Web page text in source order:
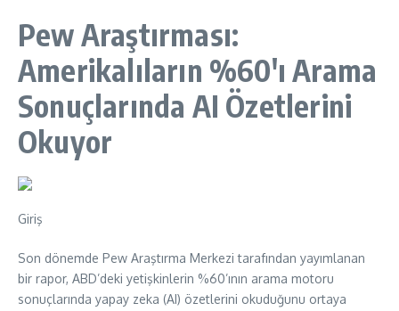
Pew Araştırması:
Amerikalıların %60'ı Arama
Sonuçlarında AI Özetlerini
Okuyor
Giriş
Son dönemde Pew Araştırma Merkezi tarafından yayımlanan
bir rapor, ABD’deki yetişkinlerin %60’ının arama motoru
sonuçlarında yapay zeka (AI) özetlerini okuduğunu ortaya